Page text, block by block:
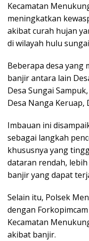
Kecamatan
meningkatkan
akibat curah hujan
di wilayah hulu
Beberapa desa yang
banjir antara lain
Desa Sungai
Desa Nanga Keruap,
Imbauan ini
sebagai langkah
khususnya yang
dataran rendah,
banjir yang dapat
Selain itu, Polsek
dengan
Kecamatan
akibat banjir.